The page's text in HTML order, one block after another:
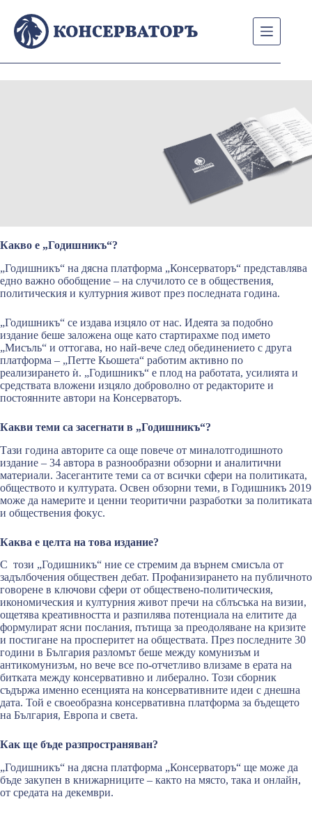
content
Какво е „Годишникъ“?
„Годишникъ“ на дясна платформа „Консерваторъ“ представлява
едно важно обобщение – на случилото се в обществения,
политическия и културния живот през последната година.
„Годишникъ“ се издава изцяло от нас. Идеята за подобно
издание беше заложена още като стартирахме под името
„Мисъль“ и оттогава, но най-вече след обединението с друга
платформа – „Петте Кьошета“ работим активно по
реализирането ѝ. „Годишникъ“ е плод на работата, усилията и
средствата вложени изцяло доброволно от редакторите и
постоянните автори на Консерваторъ.
Какви теми са засегнати в „Годишникъ“?
Тази година авторите са още повече от миналотгодишното
издание – 34 автора в разнообразни обзорни и аналитични
материали. Засегантите теми са от всички сфери на политиката,
обществото и културата. Освен обзорни теми, в Годишникъ 2019
може да намерите и ценни теоритични разработки за политиката
и обществения фокус.
Каква е целта на това издание?
С този „Годишникъ“ ние се стремим да върнем смисъла от
задълбочения обществен дебат. Профанизирането на публичното
говорене в ключови сфери от обществено-политическия,
икономическия и културния живот пречи на сблъсъка на визии,
ощетява креативността и разпилява потенциала на елитите да
формулират ясни послания, пътища за преодоляване на кризите
и постигане на просперитет на обществата. През последните 30
години в България разломът беше между комунизъм и
антикомунизъм, но вече все по-отчетливо влизаме в ерата на
битката между консервативно и либерално. Този сборник
съдържа именно есенцията на консервативните идеи с днешна
дата. Той е своеобразна консервативна платформа за бъдещето
на България, Европа и света.
Как ще бъде разпространяван?
„Годишникъ“ на дясна платформа „Консерваторъ“ ще може да
бъде закупен в книжарниците – както на място, така и онлайн,
от средата на декември.